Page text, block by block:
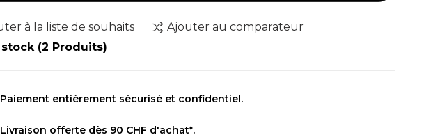
à la liste de souhaits Ajouter au comparateur
stock (2 Produits)
Paiement entièrement sécurisé et confidentiel.
Livraison offerte dès 90 CHF d'achat*.